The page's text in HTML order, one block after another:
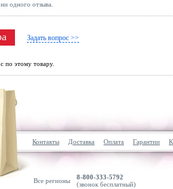
одного отзыва.
Задать вопрос >>
по этому товару.
Контакты Доставка Оплата Гарантии
Все регионы
8-800-333-5792
(звонок бесплатный)